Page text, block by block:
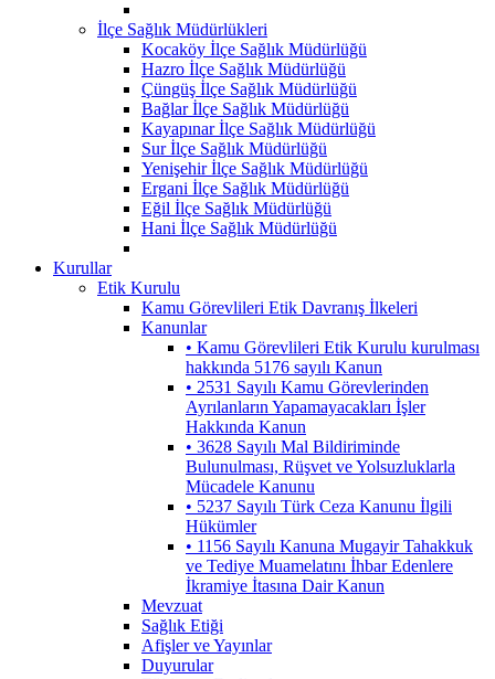
İlçe Sağlık Müdürlükleri
Kocaköy İlçe Sağlık Müdürlüğü
Hazro İlçe Sağlık Müdürlüğü
Çüngüş İlçe Sağlık Müdürlüğü
Bağlar İlçe Sağlık Müdürlüğü
Kayapınar İlçe Sağlık Müdürlüğü
Sur İlçe Sağlık Müdürlüğü
Yenişehir İlçe Sağlık Müdürlüğü
Ergani İlçe Sağlık Müdürlüğü
Eğil İlçe Sağlık Müdürlüğü
Hani İlçe Sağlık Müdürlüğü
Kurullar
Etik Kurulu
Kamu Görevlileri Etik Davranış İlkeleri
Kanunlar
• Kamu Görevlileri Etik Kurulu kurulması
hakkında 5176 sayılı Kanun
• 2531 Sayılı Kamu Görevlerinden
Ayrılanların Yapamayacakları İşler
Hakkında Kanun
• 3628 Sayılı Mal Bildiriminde
Bulunulması, Rüşvet ve Yolsuzluklarla
Mücadele Kanunu
• 5237 Sayılı Türk Ceza Kanunu İlgili
Hükümler
• 1156 Sayılı Kanuna Mugayir Tahakkuk
ve Tediye Muamelatını İhbar Edenlere
İkramiye İtasına Dair Kanun
Mevzuat
Sağlık Etiği
Afişler ve Yayınlar
Duyurular